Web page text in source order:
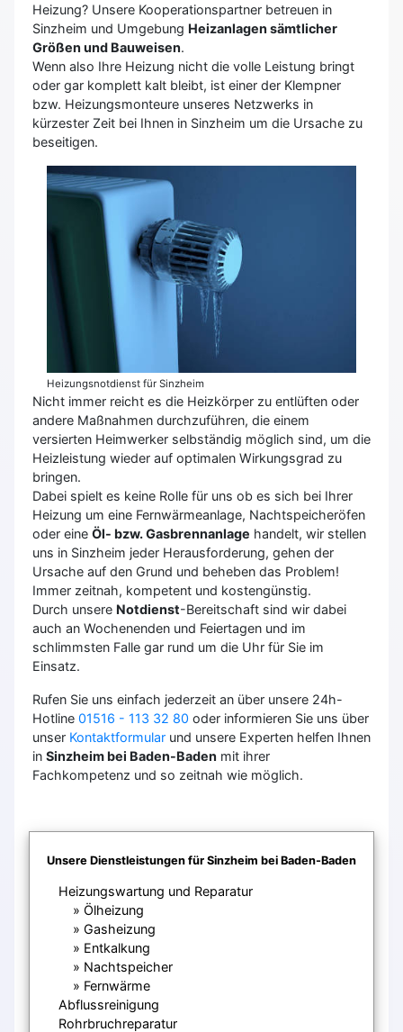
Heizung? Unsere Kooperationspartner betreuen in
Sinzheim und Umgebung Heizanlagen sämtlicher
Größen und Bauweisen.
Wenn also Ihre Heizung nicht die volle Leistung bringt
oder gar komplett kalt bleibt, ist einer der Klempner
bzw. Heizungsmonteure unseres Netzwerks in
kürzester Zeit bei Ihnen in Sinzheim um die Ursache zu
beseitigen.
Heizungsnotdienst für Sinzheim
Nicht immer reicht es die Heizkörper zu entlüften oder
andere Maßnahmen durchzuführen, die einem
versierten Heimwerker selbständig möglich sind, um die
Heizleistung wieder auf optimalen Wirkungsgrad zu
bringen.
Dabei spielt es keine Rolle für uns ob es sich bei Ihrer
Heizung um eine Fernwärmeanlage, Nachtspeicheröfen
oder eine Öl- bzw. Gasbrennanlage handelt, wir stellen
uns in Sinzheim jeder Herausforderung, gehen der
Ursache auf den Grund und beheben das Problem!
Immer zeitnah, kompetent und kostengünstig.
Durch unsere Notdienst-Bereitschaft sind wir dabei
auch an Wochenenden und Feiertagen und im
schlimmsten Falle gar rund um die Uhr für Sie im
Einsatz.
Rufen Sie uns einfach jederzeit an über unsere 24h-
Hotline 01516 - 113 32 80 oder informieren Sie uns über
unser Kontaktformular und unsere Experten helfen Ihnen
in Sinzheim bei Baden-Baden mit ihrer
Fachkompetenz und so zeitnah wie möglich.
Unsere Dienstleistungen für Sinzheim bei Baden-Baden
Heizungswartung und Reparatur
Ölheizung
Gasheizung
Entkalkung
Nachtspeicher
Fernwärme
Abflussreinigung
Rohrbruchreparatur